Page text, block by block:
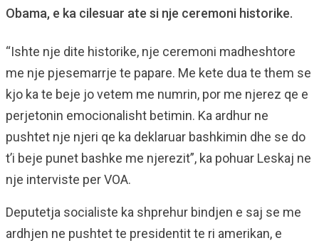
Obama, e ka cilesuar ate si nje ceremoni historike.
“Ishte nje dite historike, nje ceremoni madheshtore
me nje pjesemarrje te papare. Me kete dua te them se
kjo ka te beje jo vetem me numrin, por me njerez qe e
perjetonin emocionalisht betimin. Ka ardhur ne
pushtet nje njeri qe ka deklaruar bashkimin dhe se do
t’i beje punet bashke me njerezit”, ka pohuar Leskaj ne
nje interviste per VOA.
Deputetja socialiste ka shprehur bindjen e saj se me
ardhjen ne pushtet te presidentit te ri amerikan, e